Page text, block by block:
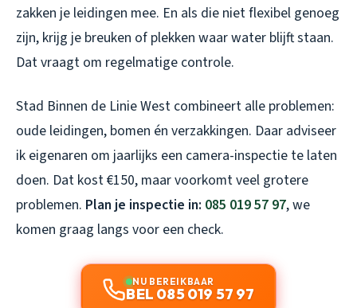
zakken je leidingen mee. En als die niet flexibel genoeg
zijn, krijg je breuken of plekken waar water blijft staan.
Dat vraagt om regelmatige controle.
Stad Binnen de Linie West combineert alle problemen:
oude leidingen, bomen én verzakkingen. Daar adviseer
ik eigenaren om jaarlijks een camera-inspectie te laten
doen. Dat kost €150, maar voorkomt veel grotere
problemen. Plan je inspectie in: 085 019 57 97, we
komen graag langs voor een check.
NU BEREIKBAAR
BEL 085 019 57 97